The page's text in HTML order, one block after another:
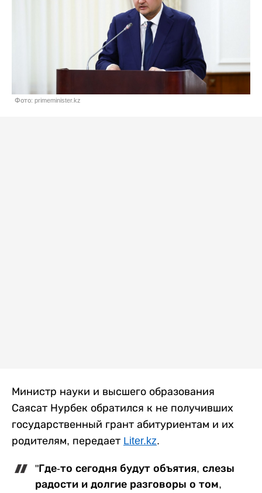
Фото: primeminister.kz
Министр науки и высшего образования
Саясат Нурбек обратился к не получивших
государственный грант абитуриентам и их
родителям, передает Liter.kz.
"Где-то сегодня будут объятия, слезы
радости и долгие разговоры о том,